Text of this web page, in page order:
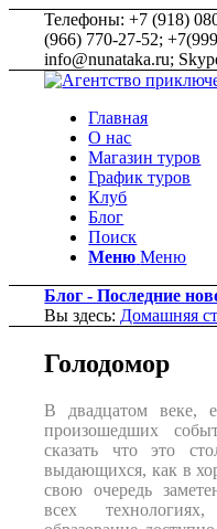
Телефоны: +7 (918)
(966) 770-27-52;
info@nunataka.ru;
Главная
О нас
Магазин туров
График туров
Клуб
Блог
Поиск
Меню Меню
Блог - Последние
Вы здесь: Домашняя
Голодомор
В двадцатом веке,
произошедших
сказать что это
выдающихся, как в
свою очередь
всех